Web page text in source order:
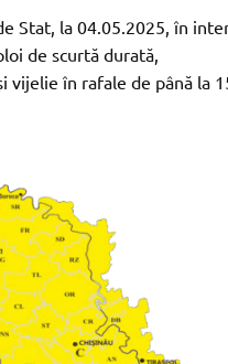
Stat, la 04.05.2025, în
de scurtă durată,
vijelie în rafale de până la